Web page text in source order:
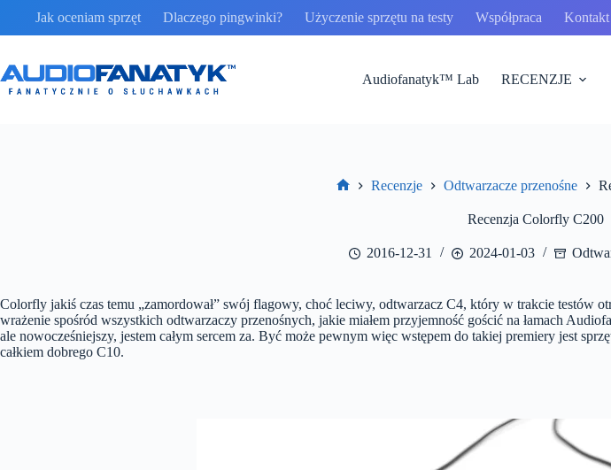
treści
Jak oceniam sprzęt Dlaczego pingwinki? Użyczenie sprzętu na testy Współpraca Kontakt
Audiofanatyk™ Lab RECENZJE
Recenzje Odtwarzacze przenośne
Recenzja Colorfly C200
2016-12-31 2024-01-03
Colorfly jakiś czas temu „zamordował” swój flagowy, choć leciwy, odtwarzacz C4, który w trakcie testów
wrażenie spośród wszystkich odtwarzaczy przenośnych, jakie miałem przyjemność gościć na łamach
ale nowocześniejszy, jestem całym sercem za. Być może pewnym więc wstępem do takiej premiery jest
całkiem dobrego C10.